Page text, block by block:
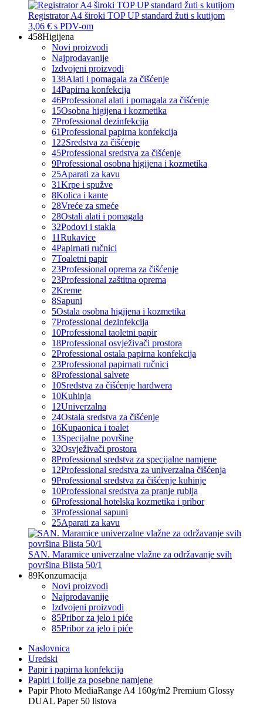
Registrator A4 široki TOP UP standard žuti s kutijom
3,06 € s PDV-om
458Higijena
Novi proizvodi
Najprodavanije
Izdvojeni proizvodi
138Alati i pomagala za čišćenje
14Papirna konfekcija
46Professional alati i pomagala za čišćenje
15Osobna higijena i kozmetika
7Professional dezinfekcija
61Professional papirna konfekcija
122Sredstva za čišćenje
45Professional sredstva za čišćenje
9Professional osobna higijena i kozmetika
25Aparati za kavu
31Krpe i spužve
8Kolica i kante
28Vreće za smeće
28Ostali alati i pomagala
32Podovi i stakla
11Rukavice
4Papirnati ručnici
7Toaletni papir
23Professional oprema za čišćenje
23Professional zaštitna oprema
2Kreme
8Sapuni
5Ostala osobna higijena i kozmetika
7Professional dezinfekcija
10Professional taoletni papir
18Professional osvježivači prostora
2Professional ostala papirna konfekcija
23Professional papirnati ručnici
8Professional salvete
10Sredstva za čišćenje hardwera
10Kuhinja
12Univerzalna
24Ostala sredstva za čišćenje
16Kupaonica i toalet
13Specijalne površine
32Osvježivači prostora
8Professional sredstva za specijalne namjene
12Professional sredstva za univerzalna čišćenja
9Professional sredstva za čišćenje kuhinje
10Professional sredstva za pranje rublja
6Professional hotelska kozmetika i pribor
3Professional sapuni
25Aparati za kavu
SAN. Maramice univerzalne vlažne za održavanje svih
površina Blista 50/1
89Konzumacija
Novi proizvodi
Najprodavanije
Izdvojeni proizvodi
85Pribor za jelo i piće
85Pribor za jelo i piće
Naslovnica
Uredski
Papir i papirna konfekcija
Papiri i folije za posebne namjene
Papir Photo MediaRange A4 160g/m2 Premium Glossy
DUAL Paper 50 listova